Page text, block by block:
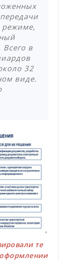
режиме,
Всего в
32
виде.
те